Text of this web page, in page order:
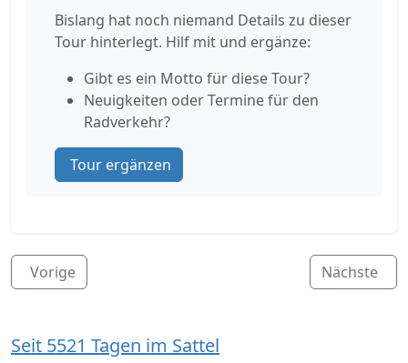
Bislang hat noch niemand Details zu dieser
Tour hinterlegt. Hilf mit und ergänze:
Gibt es ein Motto für diese Tour?
Neuigkeiten oder Termine für den
Radverkehr?
Tour ergänzen
Vorige Nächste
Seit 5521 Tagen im Sattel